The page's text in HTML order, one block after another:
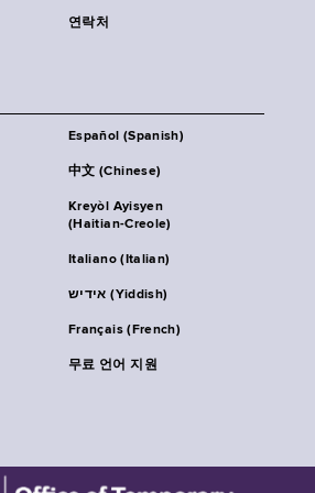
연락처
Español (Spanish)
中文 (Chinese)
Kreyòl Ayisyen
(Haitian-Creole)
Italiano (Italian)
אידיש (Yiddish)
Français (French)
무료 언어 지원